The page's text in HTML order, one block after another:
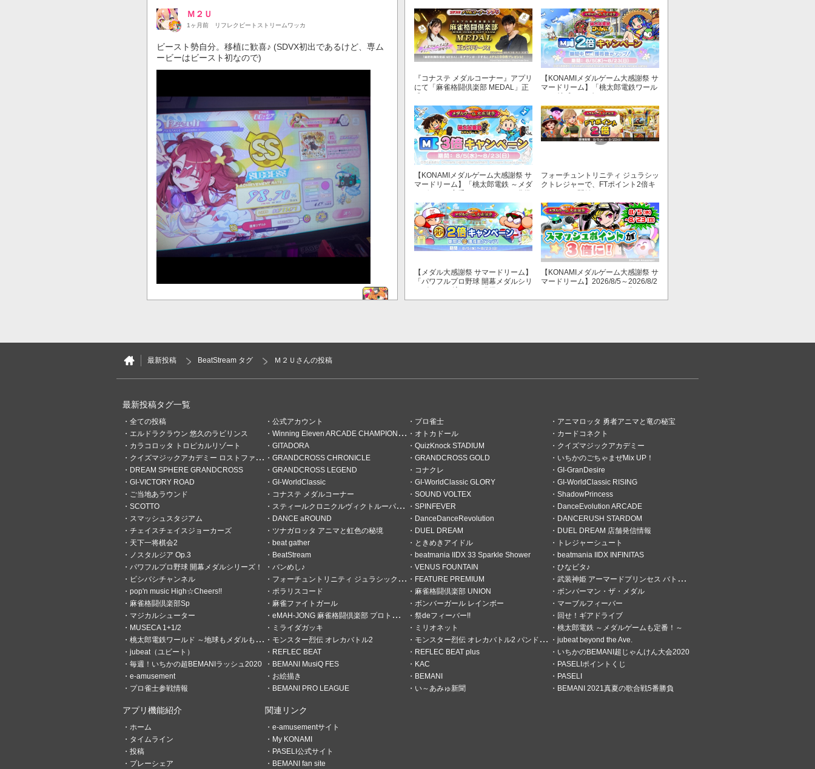
Ｍ２Ｕ
1ヶ月前 リフレクビートストリームワッカ
ビースト勢自分。移植に歓喜♪ (SDVX初出であるけど、専ム
ービーはビースト初なので)
が嬉しい
3
KEVIN.
4ヶ月前 jubeatまもなくヴィ"エ"
このタグ消さないんだな
7
hitosan
ビースト勢のみなさん、ビーストの無い今、音ゲーやってま
すか？(￣∀￣) 自分はSDVX、IIDX、ポップン、ピグロス、オ
ンゲキ、アーケアなどなど雑食になりました´д` ;
eAM投票
BEMANI系
他社（ナムコ、SEGA等）
他2項目の選択肢あり
『コナステ メダルコーナー』アプリ
にて「麻雀格闘倶楽部 MEDAL」正
【KONAMIメダルゲーム大感謝祭 サ
マードリーム】「桃太郎電鉄ワール
～」でマイル獲得数が2倍！
【KONAMIメダルゲーム大感謝祭 サ
マードリーム】「桃太郎電鉄 ～メダ
数が3倍！
フォーチュントリニティ ジュラシッ
クトレジャーで、FTポイント2倍キ
【メダル大感謝祭 サマードリーム】
「パワフルプロ野球 開幕メダルシリ
が2倍！
【KONAMIメダルゲーム大感謝祭 サ
マードリーム】2026/8/5～2026/8/2
最新投稿 BeatStream タグ Ｍ２Ｕさんの投稿
最新投稿タグ一覧
全ての投稿 公式アカウント プロ雀士
アニマロッタ 勇者アニマと竜の秘宝
エルドラクラウン 悠久のラビリンス
Winning Eleven ARCADE CHAMPIONSHIP オトカドール
カードコネクト
カラコロッタ トロピカルリゾート
GITADORA QuizKnock STADIUM
クイズマジックアカデミー
クイズマジックアカデミー ロストファンタリウム
GRANDCROSS CHRONICLE GRANDCROSS GOLD
いちかのごちゃまぜMix UP！
DREAM SPHERE GRANDCROSS
GRANDCROSS LEGEND コナクレ
GI-GranDesire
GI-VICTORY ROAD
GI-WorldClassic GI-WorldClassic GLORY
GI-WorldClassic RISING
ご当地あラウンド
コナステ メダルコーナー SOUND VOLTEX
ShadowPrincess
SCOTTO
スティールクロニクルヴィクトルーパーズ SPINFEVER
DanceEvolution ARCADE
スマッシュスタジアム
DANCE aROUND DanceDanceRevolution
DANCERUSH STARDOM
チェイスチェイスジョーカーズ
ツナガロッタ アニマと虹色の秘境 DUEL DREAM
DUEL DREAM 店舗発信情報
天下一将棋会2
beat gather ときめきアイドル
トレジャーシュート
ノスタルジア Op.3
BeatStream beatmania IIDX 33 Sparkle Shower
beatmania IIDX INFINITAS
パワフルプロ野球 開幕メダルシリーズ！
バンめし♪ VENUS FOUNTAIN
ひなビタ♪
ビシバシチャンネル
フォーチュントリニティ ジュラシックトレジャー FEATURE PREMIUM
武装神姫 アーマードプリンセス バトルコンダクター
pop'n music High☆Cheers!!
ポラリスコード 麻雀格闘倶楽部 UNION
ボンバーマン・ザ・メダル
麻雀格闘倶楽部Sp
麻雀ファイトガール ボンバーガール レインボー
マーブルフィーバー
マジカルシューター
eMAH-JONG 麻雀格闘倶楽部 プロトーナメント 祭deフィーバー!!
回せ！ギアドライブ
MUSECA 1+1/2
ミライダガッキ ミリオネット
桃太郎電鉄 ～メダルゲームも定番！～
桃太郎電鉄ワールド ～地球もメダルもまわってる！～
モンスター烈伝 オレカバトル2 モンスター烈伝 オレカバトル2 パンドラのメダル
jubeat beyond the Ave.
jubeat（ユビート）
REFLEC BEAT REFLEC BEAT plus
いちかのBEMANI超じゃんけん大会2020
毎週！いちかの超BEMANIラッシュ2020
BEMANI MusiQ FES KAC
PASELIポイントくじ
e-amusement
お絵描き BEMANI
PASELI
プロ雀士参戦情報
BEMANI PRO LEAGUE い～あみゅ新聞 BEMANI 2021真夏の歌合戦5番勝負
アプリ機能紹介
ホーム
タイムライン
投稿
プレーシェア
関連リンク
e-amusementサイト
My KONAMI
PASELI公式サイト
BEMANI fan site